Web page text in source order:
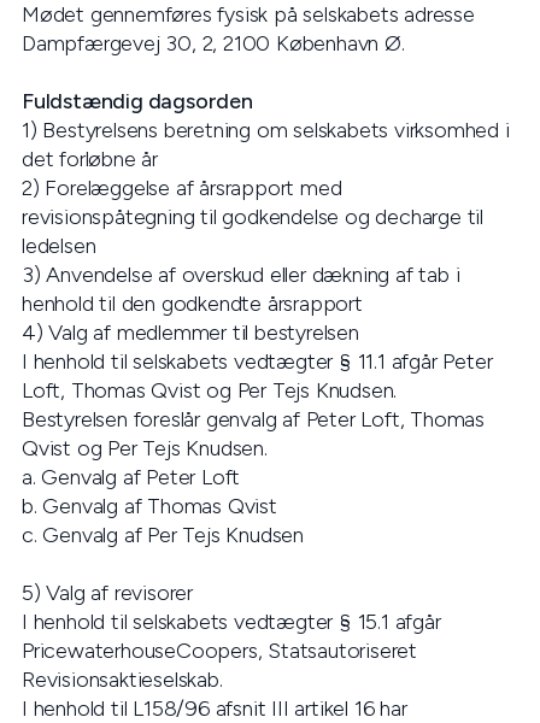
Mødet gennemføres fysisk på selskabets adresse
Dampfærgevej 30, 2, 2100 København Ø.
Fuldstændig dagsorden
1) Bestyrelsens beretning om selskabets virksomhed i
det forløbne år
2) Forelæggelse af årsrapport med
revisionspåtegning til godkendelse og decharge til
ledelsen
3) Anvendelse af overskud eller dækning af tab i
henhold til den godkendte årsrapport
4) Valg af medlemmer til bestyrelsen
I henhold til selskabets vedtægter § 11.1 afgår Peter
Loft, Thomas Qvist og Per Tejs Knudsen.
Bestyrelsen foreslår genvalg af Peter Loft, Thomas
Qvist og Per Tejs Knudsen.
a. Genvalg af Peter Loft
b. Genvalg af Thomas Qvist
c. Genvalg af Per Tejs Knudsen
5) Valg af revisorer
I henhold til selskabets vedtægter § 15.1 afgår
PricewaterhouseCoopers, Statsautoriseret
Revisionsaktieselskab.
I henhold til L158/96 afsnit III artikel 16 har